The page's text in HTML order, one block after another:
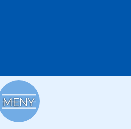
SVENSKA
ENGLISH
ESPAÑOL